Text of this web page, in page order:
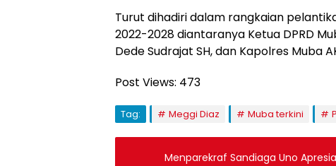
Turut dihadiri dalam rangkaian
2022-2028 diantaranya Ketua DPRD
Dede Sudrajat SH, dan Kapolres Muba
Post Views: 473
Tag: Meggi Diaz Muba terkini
Menparekraf Sandiaga Uno